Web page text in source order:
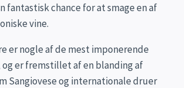
fantastisk chance for at smage en af
vine.
er nogle af de mest imponerende
og er fremstillet af en blanding af
Sangiovese og internationale druer